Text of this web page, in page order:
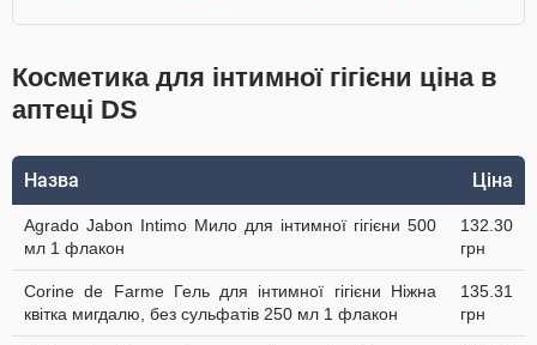
Косметика для інтимної гігієни ціна в
аптеці DS
Назва Ціна
Agrado Jabon Intimo Мило для інтимної гігієни 500
мл 1 флакон
132.30
грн
Corine de Farme Гель для інтимної гігієни Ніжна
квітка мигдалю, без сульфатів 250 мл 1 флакон
135.31
грн